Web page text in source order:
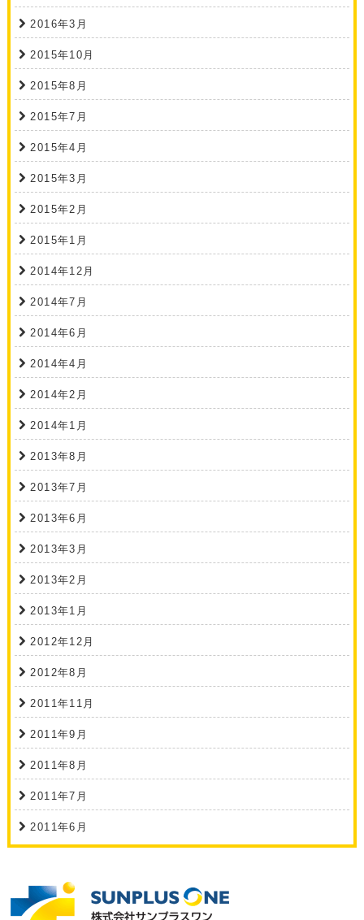
2016年3月
2015年10月
2015年8月
2015年7月
2015年4月
2015年3月
2015年2月
2015年1月
2014年12月
2014年7月
2014年6月
2014年4月
2014年2月
2014年1月
2013年8月
2013年7月
2013年6月
2013年3月
2013年2月
2013年1月
2012年12月
2012年8月
2011年11月
2011年9月
2011年8月
2011年7月
2011年6月